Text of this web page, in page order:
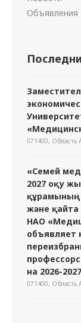
Объявления
071400, Область
«Семей
2027 оқу
құрамының
және
НАО
объявляет
на 2026-
071400, Область